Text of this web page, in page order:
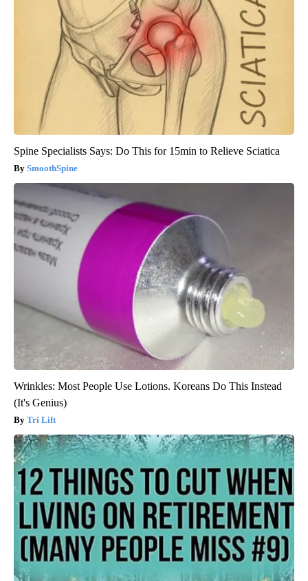
Spine Specialists Says: Do This for 15min to Relieve Sciatica
SmoothSpine
Wrinkles: Most People Use Lotions. Koreans Do This Instead
(It's Genius)
Tri Lift